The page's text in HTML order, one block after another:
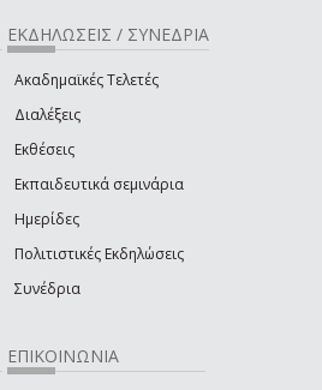
ΕΚΔΗΛΩΣΕΙΣ / ΣΥΝΕΔΡΙΑ
Ακαδημαϊκές Τελετές
Διαλέξεις
Εκθέσεις
Εκπαιδευτικά σεμινάρια
Ημερίδες
Πολιτιστικές Εκδηλώσεις
Συνέδρια
ΕΠΙΚΟΙΝΩΝΙΑ